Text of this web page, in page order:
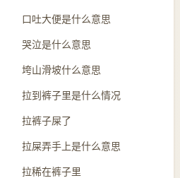
口吐大便是什么意思
哭泣是什么意思
垮山滑坡什么意思
拉到裤子里是什么情况
拉裤子屎了
拉屎弄手上是什么意思
拉稀在裤子里